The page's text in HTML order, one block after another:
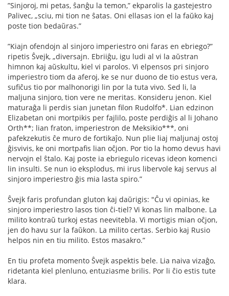
”Sinjoroj, mi petas, ŝanĝu la temon,” ekparolis la gastejestro
Palivec, „sciu, mi tion ne ŝatas. Oni ellasas ion el la faŭko kaj
poste tion bedaŭras.”
”Kiajn ofendojn al sinjoro imperiestro oni faras en ebriego?”
ripetis Ŝvejk, „diversajn. Ebriiĝu, igu ludi al vi la aŭstran
himnon kaj aŭskultu, kiel vi parolos. Vi elpensos pri sinjoro
imperiestro tiom da aferoj, ke se nur duono de tio estus vera,
suﬁĉus tio por malhonorigi lin por la tuta vivo. Sed li, la
maljuna sinjoro, tion vere ne meritas. Konsideru jenon. Kiel
maturaĝa li perdis sian junetan ﬁlon Rudolfo*. Lian edzinon
Elizabetan oni mortpikis per fajlilo, poste perdiĝis al li Johano
Orth**; lian fraton, imperiestron de Meksikio***, oni
pafekzekutis ĉe muro de fortikaĵo. Nun plie liaj maljunaj ostoj
ĝisvivis, ke oni mortpaﬁs lian oĉjon. Por tio la homo devus havi
nervojn el ŝtalo. Kaj poste ia ebriegulo ricevas ideon komenci
lin insulti. Se nun io eksplodus, mi irus libervole kaj servus al
sinjoro imperiestro ĝis mia lasta spiro.”
Ŝvejk faris profundan gluton kaj daŭrigis: "Ĉu vi opinias, ke
sinjoro imperiestro lasos tion ĉi-tiel? Vi konas lin malbone. La
milito kontraŭ turkoj estas neevitebla. Vi mortigis mian oĉjon,
jen do havu sur la faŭkon. La milito certas. Serbio kaj Rusio
helpos nin en tiu milito. Estos masakro.”
En tiu profeta momento Ŝvejk aspektis bele. Lia naiva vizaĝo,
ridetanta kiel plenluno, entuziasme brilis. Por li ĉio estis tute
klara.